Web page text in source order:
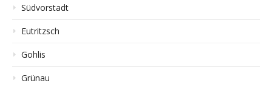
Südvorstadt
Eutritzsch
Gohlis
Grünau